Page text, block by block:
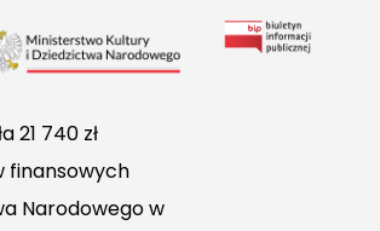
21 740 zł
finansowych
Narodowego w
Link